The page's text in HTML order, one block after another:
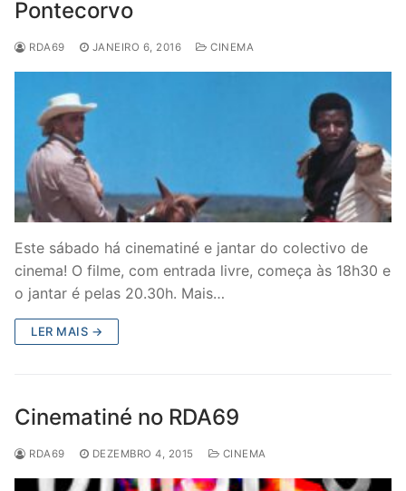
Pontecorvo
RDA69 JANEIRO 6, 2016 CINEMA
Este sábado há cinematiné e jantar do colectivo de
cinema! O filme, com entrada livre, começa às 18h30 e
o jantar é pelas 20.30h. Mais…
LER MAIS →
Cinematiné no RDA69
RDA69 DEZEMBRO 4, 2015 CINEMA